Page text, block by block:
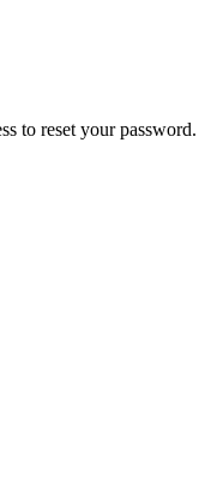
to reset your password.